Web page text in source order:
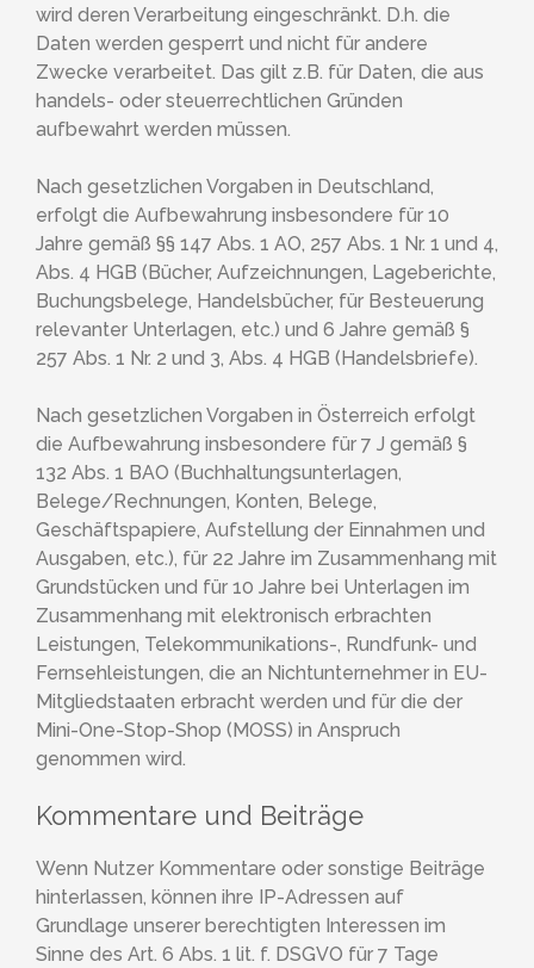
wird deren Verarbeitung eingeschränkt. D.h. die
Daten werden gesperrt und nicht für andere
Zwecke verarbeitet. Das gilt z.B. für Daten, die aus
handels- oder steuerrechtlichen Gründen
aufbewahrt werden müssen.
Nach gesetzlichen Vorgaben in Deutschland,
erfolgt die Aufbewahrung insbesondere für 10
Jahre gemäß §§ 147 Abs. 1 AO, 257 Abs. 1 Nr. 1 und 4,
Abs. 4 HGB (Bücher, Aufzeichnungen, Lageberichte,
Buchungsbelege, Handelsbücher, für Besteuerung
relevanter Unterlagen, etc.) und 6 Jahre gemäß §
257 Abs. 1 Nr. 2 und 3, Abs. 4 HGB (Handelsbriefe).
Nach gesetzlichen Vorgaben in Österreich erfolgt
die Aufbewahrung insbesondere für 7 J gemäß §
132 Abs. 1 BAO (Buchhaltungsunterlagen,
Belege/Rechnungen, Konten, Belege,
Geschäftspapiere, Aufstellung der Einnahmen und
Ausgaben, etc.), für 22 Jahre im Zusammenhang mit
Grundstücken und für 10 Jahre bei Unterlagen im
Zusammenhang mit elektronisch erbrachten
Leistungen, Telekommunikations-, Rundfunk- und
Fernsehleistungen, die an Nichtunternehmer in EU-
Mitgliedstaaten erbracht werden und für die der
Mini-One-Stop-Shop (MOSS) in Anspruch
genommen wird.
Kommentare und Beiträge
Wenn Nutzer Kommentare oder sonstige Beiträge
hinterlassen, können ihre IP-Adressen auf
Grundlage unserer berechtigten Interessen im
Sinne des Art. 6 Abs. 1 lit. f. DSGVO für 7 Tage